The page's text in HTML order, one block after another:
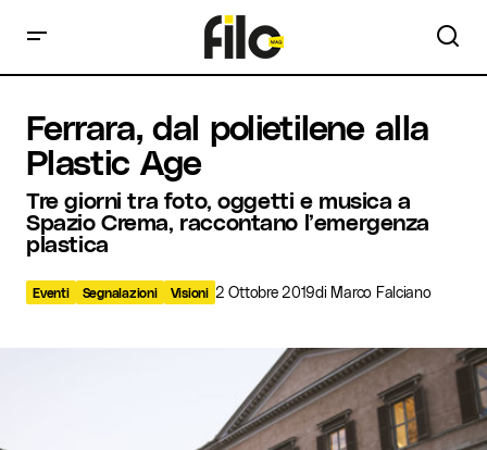
Ferrara, dal polietilene alla
Plastic Age
Tre giorni tra foto, oggetti e musica a
Spazio Crema, raccontano l’emergenza
plastica
Eventi Segnalazioni Visioni 2 Ottobre 2019di Marco Falciano